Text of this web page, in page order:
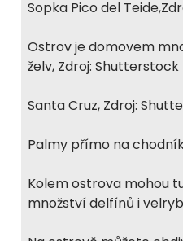
Sopka Pico del
Ostrov je domovem
želv, Zdroj: Shutterstock
Santa Cruz, Zdroj:
Palmy přímo na
Kolem ostrova mohou
množství delfínů i